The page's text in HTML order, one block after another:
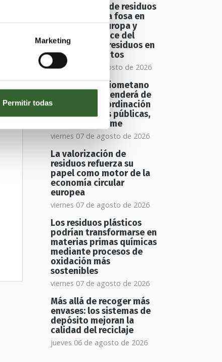
Marketing
Permitir todas
Una tonelada de residuos
emerge de una fosa en
los Picos de Europa y
revela el alcance del
abandono de residuos en
espacios remotos
sábado 08 de agosto de 2026
El futuro del biometano
en Europa dependerá de
una mayor coordinación
entre políticas públicas,
según un informe
viernes 07 de agosto de 2026
La valorización de
residuos refuerza su
papel como motor de la
economía circular
europea
viernes 07 de agosto de 2026
Los residuos plásticos
podrían transformarse en
materias primas químicas
mediante procesos de
oxidación más
sostenibles
viernes 07 de agosto de 2026
Más allá de recoger más
envases: los sistemas de
depósito mejoran la
calidad del reciclaje
jueves 06 de agosto de 2026